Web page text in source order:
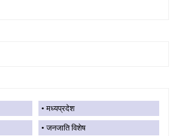
मध्यप्रदेश
जनजाति विशेष